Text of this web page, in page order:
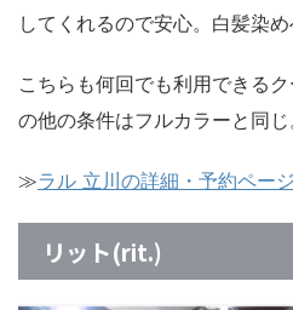
してくれるので安心。白髪染
こちらも何回でも利用できる
の他の条件はフルカラーと同じ
≫ラル 立川の詳細・予約ペー
リット(rit.)